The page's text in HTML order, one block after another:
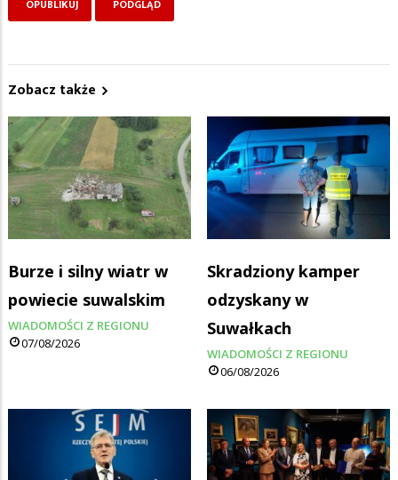
Zobacz także
Burze i silny wiatr w
powiecie suwalskim
WIADOMOŚCI Z REGIONU
07/08/2026
Skradziony kamper
odzyskany w
Suwałkach
WIADOMOŚCI Z REGIONU
06/08/2026